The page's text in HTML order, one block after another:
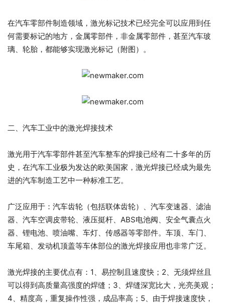
在汽车零部件制造领域，激光标记技术已经完全可以应用到任
何需要标记的地方，金属零部件，非金属零部件，甚至汽车玻
璃、轮胎，都能够实现激光标记（附图）。
二、汽车工业中的激光焊接技术
激光用于汽车零部件甚至汽车整车的焊接已经有二十多年的历
史，在汽车工业极为发达的欧美国家，激光焊接已经成为最先
进的汽车制造工艺中一种标准工艺。
广泛应用于：汽车齿轮（包括联体齿轮）、汽车变速器、滤油
器、汽车空调皮带轮、液压挺杆、ABS电池阀、安全气囊点火
器、锂电池、喷油嘴、车灯、传感器等零部件。车顶、车门、
车尾箱、发动机顶盖等车体部位的激光焊接应用也非常广泛。
激光焊接的主要优点有：1、易控制且速度快；2、无须焊丝且
可以得到高质量高强度的焊缝；3、焊缝深宽比大，光亮美观；
4、精度高，重复操作性强，成品率高；5、由于焊接速度快，